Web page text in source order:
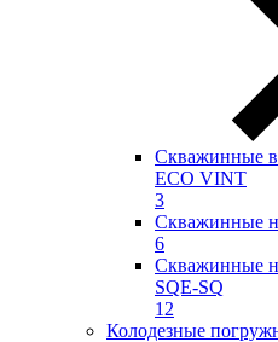
Скважинные
ECO VINT
3
Скважинные
6
Скважинные
SQE-SQ
12
Колодезные